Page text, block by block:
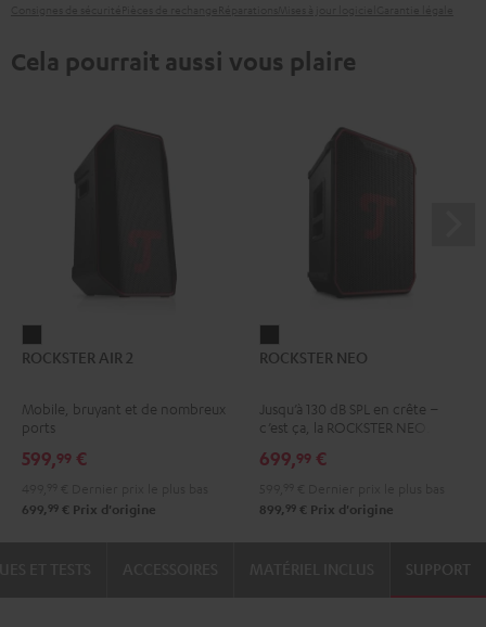
Cela pourrait aussi vous plaire
AIR
Noir
ROCKSTER AIR 2
Mobile, bruyant et de nombreux
ports
599,99 €
699, 99 € Prix d'origine
NEO
ROCKSTER NEO
Jusqu’à 130 dB SPL en crête –
c’est ça, la ROCKSTER NEO.
699,99 €
899, 99 € Prix d'origine
SUPPORT